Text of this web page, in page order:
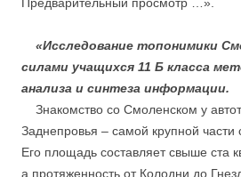
«Исследование топонимики
силами учащихся 11 Б класса
анализа и синтеза информации.
Знакомство со Смоленском у
Заднепровья – самой крупной части
Его площадь составляет свыше ста
а протяженность от Колодни до